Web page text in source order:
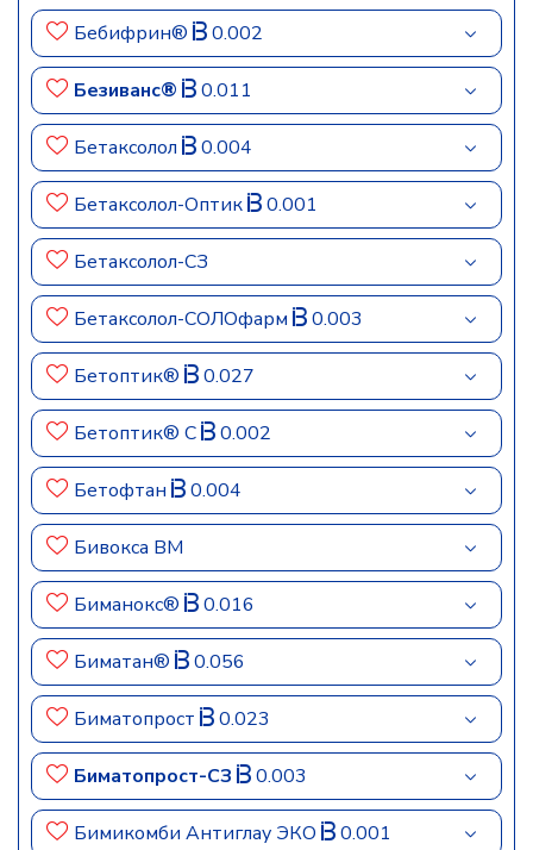
Бебифрин® 0.002
Безиванс® 0.011
Бетаксолол 0.004
Бетаксолол-Оптик 0.001
Бетаксолол-СЗ
Бетаксолол-СОЛОфарм 0.003
Бетоптик® 0.027
Бетоптик® С 0.002
Бетофтан 0.004
Бивокса ВМ
Биманокс® 0.016
Биматан® 0.056
Биматопрост 0.023
Биматопрост-СЗ 0.003
Бимикомби Антиглау ЭКО 0.001